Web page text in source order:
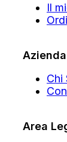
Il
Azienda
Chi
Area